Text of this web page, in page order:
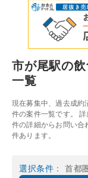
市が尾駅の
一覧
現在募集中、過去成約
件の案件一覧です。
件の詳細からお問い合
件あります。
選択条件 ： 首都